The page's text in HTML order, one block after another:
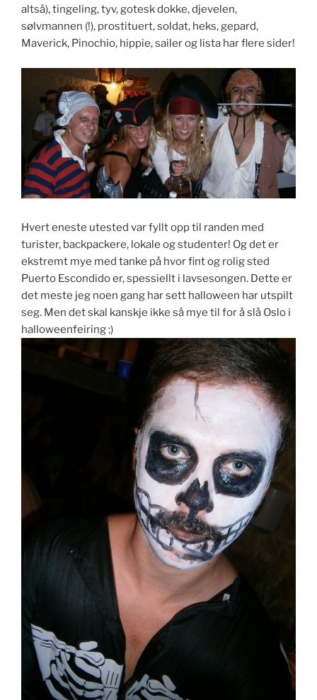
altså), tingeling, tyv, gotesk dokke, djevelen,
sølvmannen (!), prostituert, soldat, heks, gepard,
Maverick, Pinochio, hippie, sailer og lista har flere sider!
Hvert eneste utested var fyllt opp til randen med
turister, backpackere, lokale og studenter! Og det er
ekstremt mye med tanke på hvor fint og rolig sted
Puerto Escondido er, spessiellt i lavsesongen. Dette er
det meste jeg noen gang har sett halloween har utspilt
seg. Men det skal kanskje ikke så mye til for å slå Oslo i
halloweenfeiring ;)